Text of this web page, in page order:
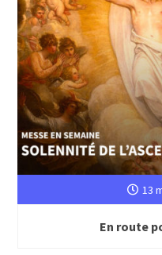
13
En route